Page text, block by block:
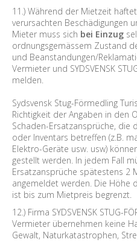
11.) Während der Mietzeit
verursachten Beschädigungen
Mieter muss sich bei Einzug
ordnungsgemässem Zustand
und Beanstandungen/
Vermieter und SYDSVENSK
melden.
Sydsvensk Stug-Förmedling
Richtigkeit der Angaben in den
Schaden-Ersatzansprüche, die
oder Inventars betreffen (z.B.
Elektro-Geräte usw. usw)
gestellt werden. In jedem Fall
Ersatzansprüche spätestens 2
angemeldet werden. Die Höhe
ist bis zum Mietpreis begrenzt.
12.) Firma SYDSVENSK STUG-
Vermieter übernehmen keine
Gewalt, Naturkatastrophen,